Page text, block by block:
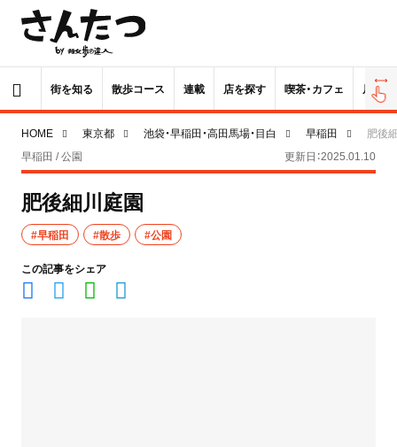
街を知る 散歩コース 連載 店を探す 喫茶・カフェ 居酒屋
HOME 東京都 池袋・早稲田・高田馬場・目白 早稲田
肥後
早稲田 / 公園
更新日：2025.01.10
肥後細川庭園
#早稲田 #散歩 #公園
この記事をシェア